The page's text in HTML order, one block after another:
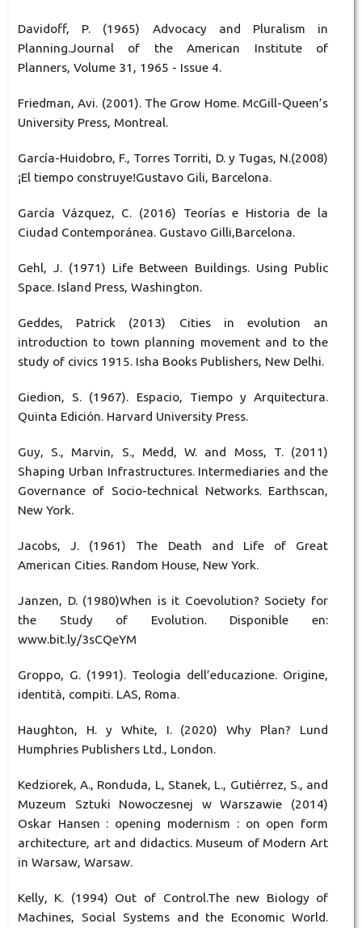
Davidoff, P. (1965) Advocacy and Pluralism in
Planning.Journal of the American Institute of
Planners, Volume 31, 1965 - Issue 4.
Friedman, Avi. (2001). The Grow Home. McGill-Queen’s
University Press, Montreal.
García-Huidobro, F., Torres Torriti, D. y Tugas, N.(2008)
¡El tiempo construye!Gustavo Gili, Barcelona.
García Vázquez, C. (2016) Teorías e Historia de la
Ciudad Contemporánea. Gustavo Gilli,Barcelona.
Gehl, J. (1971) Life Between Buildings. Using Public
Space. Island Press, Washington.
Geddes, Patrick (2013) Cities in evolution an
introduction to town planning movement and to the
study of civics 1915. Isha Books Publishers, New Delhi.
Giedion, S. (1967). Espacio, Tiempo y Arquitectura.
Quinta Edición. Harvard University Press.
Guy, S., Marvin, S., Medd, W. and Moss, T. (2011)
Shaping Urban Infrastructures. Intermediaries and the
Governance of Socio-technical Networks. Earthscan,
New York.
Jacobs, J. (1961) The Death and Life of Great
American Cities. Random House, New York.
Janzen, D. (1980)When is it Coevolution? Society for
the Study of Evolution. Disponible en:
www.bit.ly/3sCQeYM
Groppo, G. (1991). Teologia dell’educazione. Origine,
identità, compiti. LAS, Roma.
Haughton, H. y White, I. (2020) Why Plan? Lund
Humphries Publishers Ltd., London.
Kedziorek, A., Ronduda, L, Stanek, L., Gutiérrez, S., and
Muzeum Sztuki Nowoczesnej w Warszawie (2014)
Oskar Hansen : opening modernism : on open form
architecture, art and didactics. Museum of Modern Art
in Warsaw, Warsaw.
Kelly, K. (1994) Out of Control.The new Biology of
Machines, Social Systems and the Economic World.